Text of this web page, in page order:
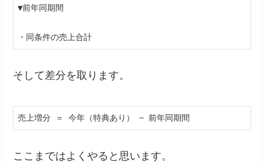
▼前年同期間
そして差分を取ります。
売上増分 ＝ 今年（特典あり） − 前年同期間
ここまではよくやると思います。